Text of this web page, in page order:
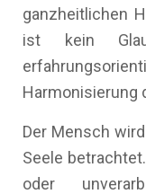
ganzheitlichen
ist kein
Harmonisierung
Der Mensch
Seele
oder